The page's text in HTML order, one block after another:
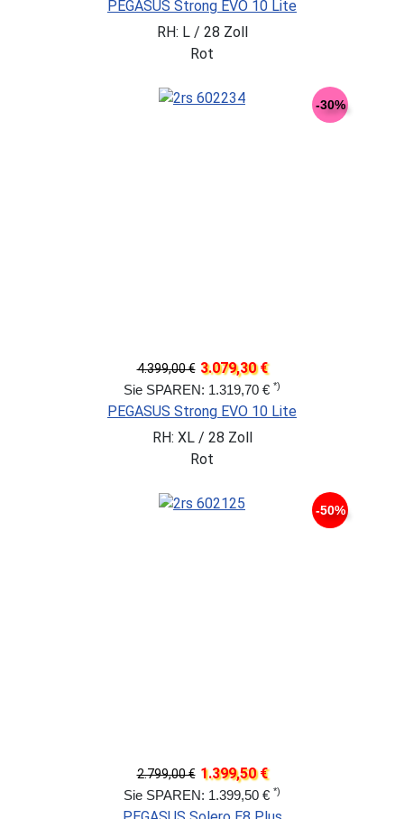
PEGASUS Strong EVO 10 Lite
RH: L / 28 Zoll
Rot
-30%
4.399,00 € 3.079,30 €
Sie SPAREN: 1.319,70 € *)
PEGASUS Strong EVO 10 Lite
RH: XL / 28 Zoll
Rot
-50%
2.799,00 € 1.399,50 €
Sie SPAREN: 1.399,50 € *)